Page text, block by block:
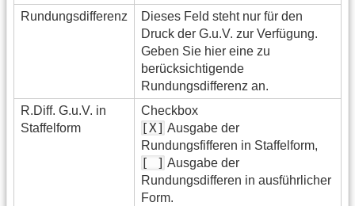
Rundungsdifferenz
Dieses Feld steht nur für den
Druck der G.u.V. zur Verfügung.
Geben Sie hier eine zu
berücksichtigende
Rundungsdifferenz an.
R.Diff. G.u.V. in
Staffelform
Checkbox
[X] Ausgabe der
Rundungsfifferen in Staffelform,
[ ] Ausgabe der
Rundungsdifferen in ausführlicher
Form.